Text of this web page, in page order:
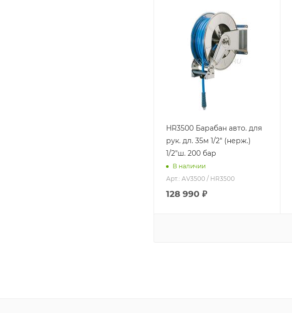
HR3500 Барабан авто. для
рук. дл. 35м 1/2" (нерж.)
1/2"ш. 200 бар
В наличии
Арт.: AV3500 / HR3500
128 990 ₽